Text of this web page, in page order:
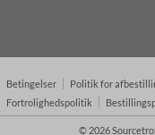
Betingelser Politik for
Fortrolighedspolitik
© 2026